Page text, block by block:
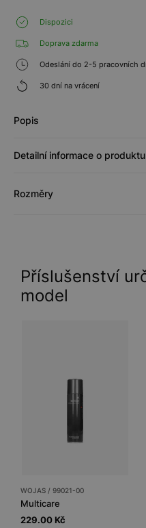
Dispozici
Doprava zdarma
Odeslání do 2-5 pracovních
30 dní na vrácení
Popis
Detailní informace o produktu
Rozměry
Příslušenství
model
WOJAS / 99021-00
Multicare
229.00 Kč